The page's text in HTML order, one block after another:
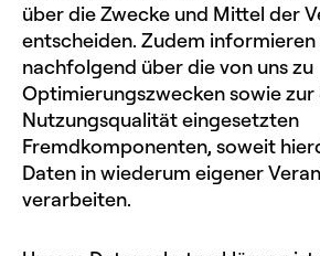
über die Zwecke und Mittel der
entscheiden. Zudem informieren
nachfolgend über die von uns zu
Optimierungszwecken sowie
Nutzungsqualität eingesetzten
Fremdkomponenten, soweit
Daten in wiederum eigener
verarbeiten.